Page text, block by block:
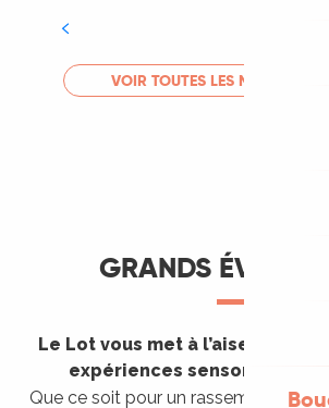
LIRE LA SUITE
VOIR TOUTES LES
GRANDS
Le Lot vous met à l’aise en
expériences sensorielles
Que ce soit pour un rassemblement